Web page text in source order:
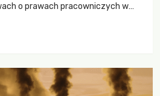
o prawach pracowniczych w